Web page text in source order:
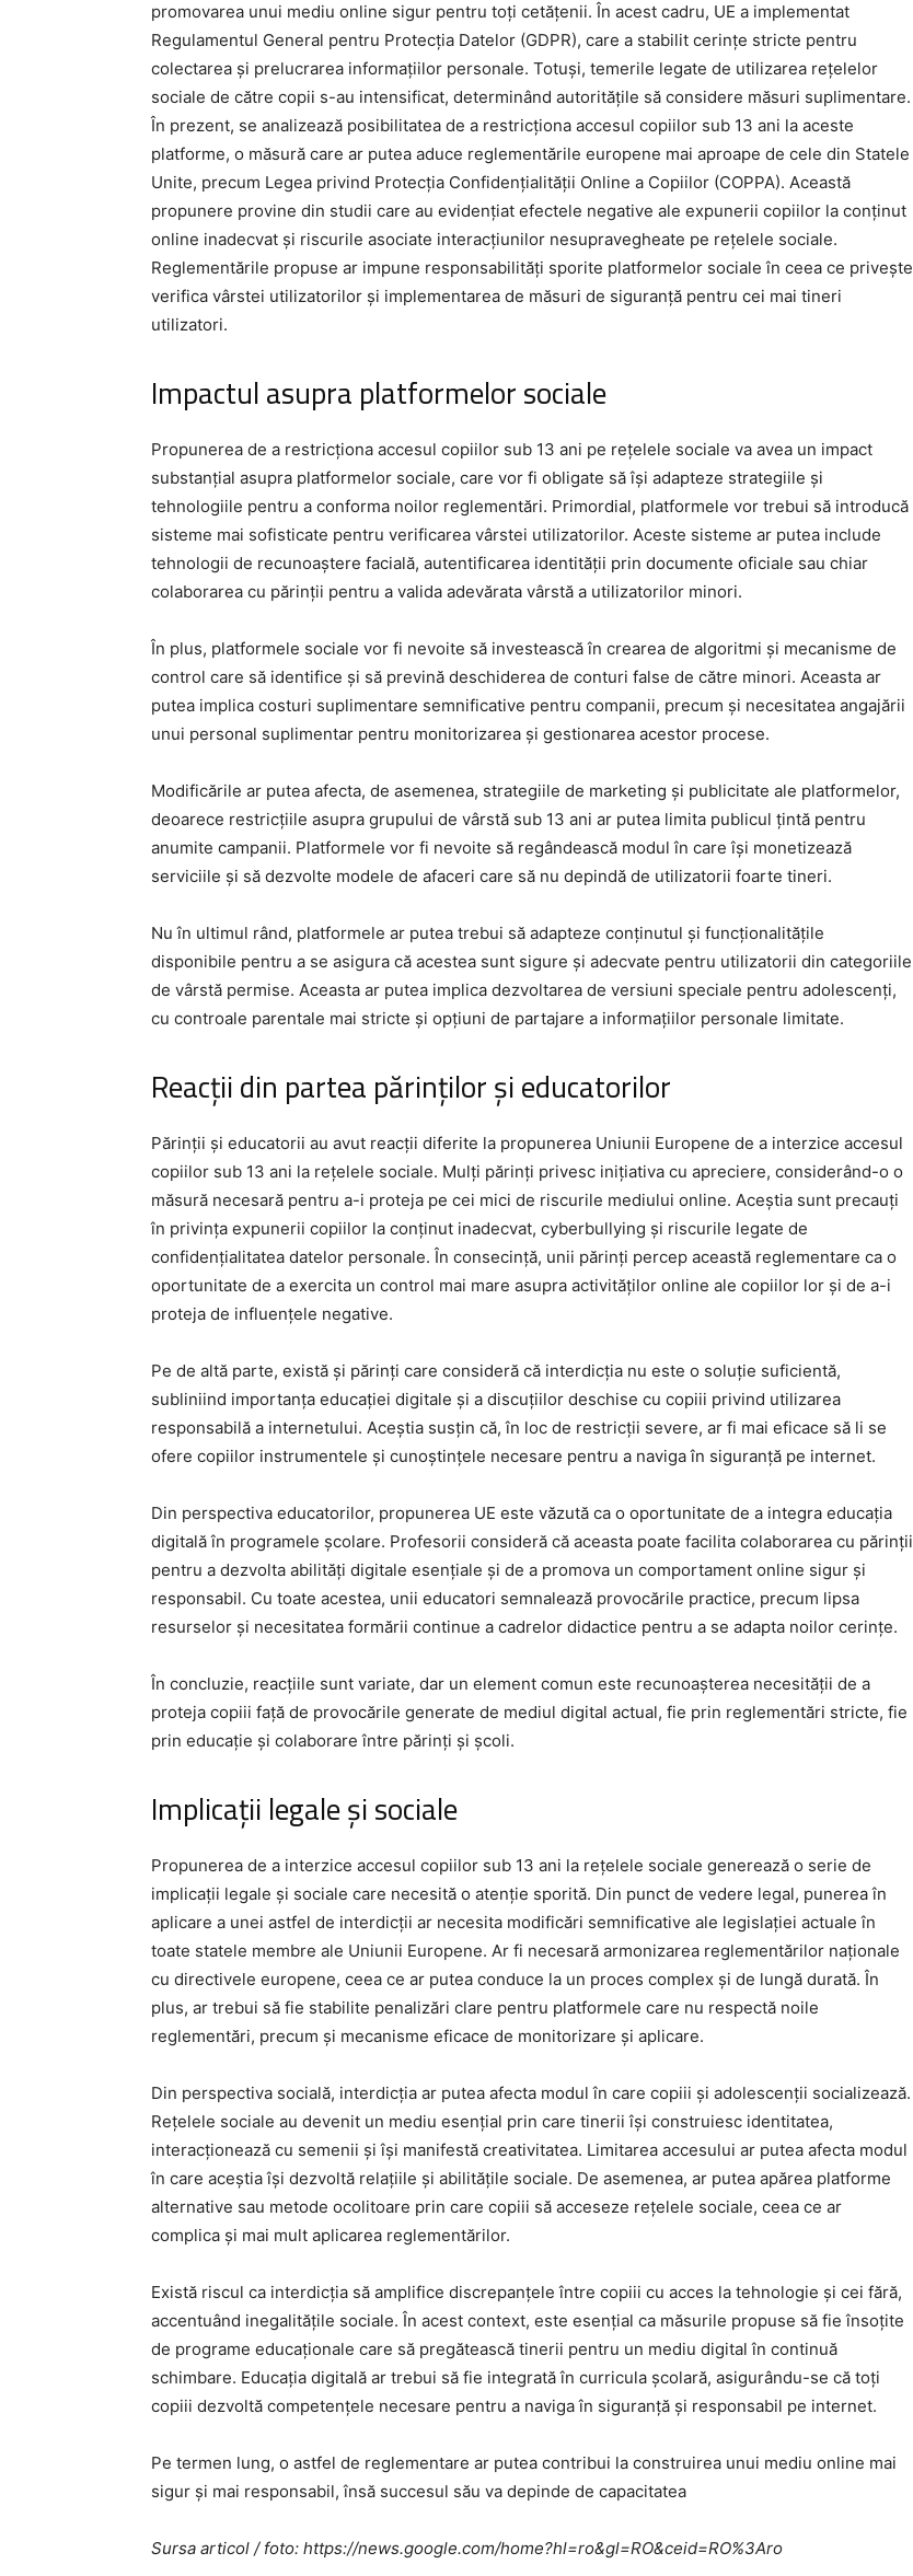
promovarea unui mediu online sigur pentru toți cetățenii. În acest cadru, UE a implementat
Regulamentul General pentru Protecția Datelor (GDPR), care a stabilit cerințe stricte pentru
colectarea și prelucrarea informațiilor personale. Totuși, temerile legate de utilizarea rețelelor
sociale de către copii s-au intensificat, determinând autoritățile să considere măsuri suplimentare.
În prezent, se analizează posibilitatea de a restricționa accesul copiilor sub 13 ani la aceste
platforme, o măsură care ar putea aduce reglementările europene mai aproape de cele din Statele
Unite, precum Legea privind Protecția Confidențialității Online a Copiilor (COPPA). Această
propunere provine din studii care au evidențiat efectele negative ale expunerii copiilor la conținut
online inadecvat și riscurile asociate interacțiunilor nesupravegheate pe rețelele sociale.
Reglementările propuse ar impune responsabilități sporite platformelor sociale în ceea ce privește
verifica vârstei utilizatorilor și implementarea de măsuri de siguranță pentru cei mai tineri
utilizatori.
Impactul asupra platformelor sociale
Propunerea de a restricționa accesul copiilor sub 13 ani pe rețelele sociale va avea un impact
substanțial asupra platformelor sociale, care vor fi obligate să își adapteze strategiile și
tehnologiile pentru a conforma noilor reglementări. Primordial, platformele vor trebui să introducă
sisteme mai sofisticate pentru verificarea vârstei utilizatorilor. Aceste sisteme ar putea include
tehnologii de recunoaștere facială, autentificarea identității prin documente oficiale sau chiar
colaborarea cu părinții pentru a valida adevărata vârstă a utilizatorilor minori.
În plus, platformele sociale vor fi nevoite să investească în crearea de algoritmi și mecanisme de
control care să identifice și să prevină deschiderea de conturi false de către minori. Aceasta ar
putea implica costuri suplimentare semnificative pentru companii, precum și necesitatea angajării
unui personal suplimentar pentru monitorizarea și gestionarea acestor procese.
Modificările ar putea afecta, de asemenea, strategiile de marketing și publicitate ale platformelor,
deoarece restricțiile asupra grupului de vârstă sub 13 ani ar putea limita publicul țintă pentru
anumite campanii. Platformele vor fi nevoite să regândească modul în care își monetizează
serviciile și să dezvolte modele de afaceri care să nu depindă de utilizatorii foarte tineri.
Nu în ultimul rând, platformele ar putea trebui să adapteze conținutul și funcționalitățile
disponibile pentru a se asigura că acestea sunt sigure și adecvate pentru utilizatorii din categoriile
de vârstă permise. Aceasta ar putea implica dezvoltarea de versiuni speciale pentru adolescenți,
cu controale parentale mai stricte și opțiuni de partajare a informațiilor personale limitate.
Reacții din partea părinților și educatorilor
Părinții și educatorii au avut reacții diferite la propunerea Uniunii Europene de a interzice accesul
copiilor sub 13 ani la rețelele sociale. Mulți părinți privesc inițiativa cu apreciere, considerând-o o
măsură necesară pentru a-i proteja pe cei mici de riscurile mediului online. Aceștia sunt precauți
în privința expunerii copiilor la conținut inadecvat, cyberbullying și riscurile legate de
confidențialitatea datelor personale. În consecință, unii părinți percep această reglementare ca o
oportunitate de a exercita un control mai mare asupra activităților online ale copiilor lor și de a-i
proteja de influențele negative.
Pe de altă parte, există și părinți care consideră că interdicția nu este o soluție suficientă,
subliniind importanța educației digitale și a discuțiilor deschise cu copiii privind utilizarea
responsabilă a internetului. Aceștia susțin că, în loc de restricții severe, ar fi mai eficace să li se
ofere copiilor instrumentele și cunoștințele necesare pentru a naviga în siguranță pe internet.
Din perspectiva educatorilor, propunerea UE este văzută ca o oportunitate de a integra educația
digitală în programele școlare. Profesorii consideră că aceasta poate facilita colaborarea cu părinții
pentru a dezvolta abilități digitale esențiale și de a promova un comportament online sigur și
responsabil. Cu toate acestea, unii educatori semnalează provocările practice, precum lipsa
resurselor și necesitatea formării continue a cadrelor didactice pentru a se adapta noilor cerințe.
În concluzie, reacțiile sunt variate, dar un element comun este recunoașterea necesității de a
proteja copiii față de provocările generate de mediul digital actual, fie prin reglementări stricte, fie
prin educație și colaborare între părinți și școli.
Implicații legale și sociale
Propunerea de a interzice accesul copiilor sub 13 ani la rețelele sociale generează o serie de
implicații legale și sociale care necesită o atenție sporită. Din punct de vedere legal, punerea în
aplicare a unei astfel de interdicții ar necesita modificări semnificative ale legislației actuale în
toate statele membre ale Uniunii Europene. Ar fi necesară armonizarea reglementărilor naționale
cu directivele europene, ceea ce ar putea conduce la un proces complex și de lungă durată. În
plus, ar trebui să fie stabilite penalizări clare pentru platformele care nu respectă noile
reglementări, precum și mecanisme eficace de monitorizare și aplicare.
Din perspectiva socială, interdicția ar putea afecta modul în care copiii și adolescenții socializează.
Rețelele sociale au devenit un mediu esențial prin care tinerii își construiesc identitatea,
interacționează cu semenii și își manifestă creativitatea. Limitarea accesului ar putea afecta modul
în care aceștia își dezvoltă relațiile și abilitățile sociale. De asemenea, ar putea apărea platforme
alternative sau metode ocolitoare prin care copiii să acceseze rețelele sociale, ceea ce ar
complica și mai mult aplicarea reglementărilor.
Există riscul ca interdicția să amplifice discrepanțele între copiii cu acces la tehnologie și cei fără,
accentuând inegalitățile sociale. În acest context, este esențial ca măsurile propuse să fie însoțite
de programe educaționale care să pregătească tinerii pentru un mediu digital în continuă
schimbare. Educația digitală ar trebui să fie integrată în curricula școlară, asigurându-se că toți
copiii dezvoltă competențele necesare pentru a naviga în siguranță și responsabil pe internet.
Pe termen lung, o astfel de reglementare ar putea contribui la construirea unui mediu online mai
sigur și mai responsabil, însă succesul său va depinde de capacitatea
Sursa articol / foto: https://news.google.com/home?hl=ro&gl=RO&ceid=RO%3Aro